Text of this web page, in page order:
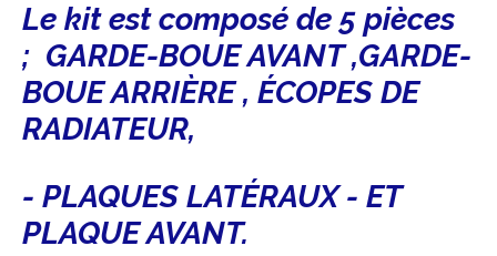
Le kit est composé de 5 pièces
; GARDE-BOUE AVANT ,GARDE-
BOUE ARRIÈRE , ÉCOPES DE
RADIATEUR,
- PLAQUES LATÉRAUX - ET
PLAQUE AVANT.